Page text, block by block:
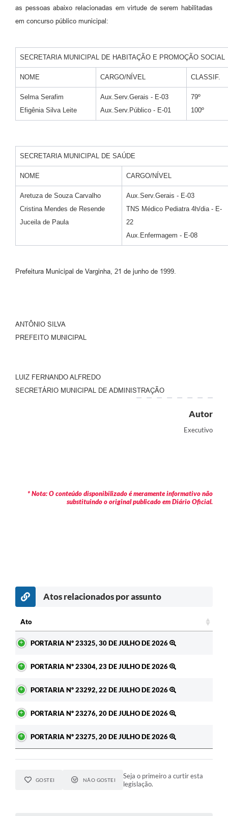
as pessoas abaixo relacionadas em virtude de serem habilitadas
em concurso público municipal:
SECRETARIA MUNICIPAL DE HABITAÇÃO E PROMOÇÃO SOCIAL
NOME CARGO/NÍVEL CLASSIF.
Selma Serafim
Efigênia Silva Leite
Aux.Serv.Gerais - E-03
Aux.Serv.Público - E-01
79º
100º
SECRETARIA MUNICIPAL DE SAÚDE
NOME CARGO/NÍVEL
Aretuza de Souza Carvalho
Cristina Mendes de Resende
Juceila de Paula
Aux.Serv.Gerais - E-03
TNS Médico Pediatra 4h/dia - E-
22
Aux.Enfermagem - E-08
Prefeitura Municipal de Varginha, 21 de junho de 1999.
ANTÔNIO SILVA
PREFEITO MUNICIPAL
LUIZ FERNANDO ALFREDO
SECRETÁRIO MUNICIPAL DE ADMINISTRAÇÃO
Autor
Executivo
* Nota: O conteúdo disponibilizado é meramente informativo não
substituindo o original publicado em Diário Oficial.
Atos relacionados por assunto
Ato
PORTARIA Nº 23325, 30 DE JULHO DE 2026
PORTARIA Nº 23304, 23 DE JULHO DE 2026
PORTARIA Nº 23292, 22 DE JULHO DE 2026
PORTARIA Nº 23276, 20 DE JULHO DE 2026
PORTARIA Nº 23275, 20 DE JULHO DE 2026
GOSTEI NÃO GOSTEI
Seja o primeiro a curtir esta
legislação.